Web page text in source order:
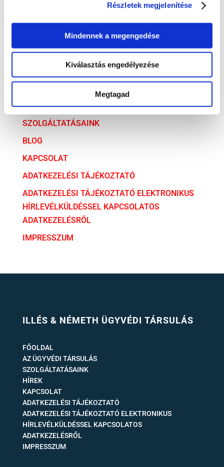
Részletek megjelenítése
Mindennek a megengedése
Kiválasztás engedélyezése
Megtagad
ARCHÍVUM
AZ ÜGYVÉDI TÁRSULÁS
SZOLGÁLTATÁSAINK
BLOG
KAPCSOLAT
ADATKEZELÉSI TÁJÉKOZTATÓ
ADATKEZELÉSI TÁJÉKOZTATÓ ELEKTRONIKUS
HÍRLEVÉLKÜLDÉSSEL KAPCSOLATOS
ADATKEZELÉSRŐL
IMPRESSZUM
ILLÉS & NÉMETH ÜGYVÉDI TÁRSULÁS
FŐOLDAL
AZ ÜGYVÉDI TÁRSULÁS
SZOLGÁLTATÁSAINK
HÍREK
KAPCSOLAT
ADATKEZELÉSI TÁJÉKOZTATÓ
ADATKEZELÉSI TÁJÉKOZTATÓ ELEKTRONIKUS
HÍRLEVÉLKÜLDÉSSEL KAPCSOLATOS
ADATKEZELÉSRŐL
IMPRESSZUM